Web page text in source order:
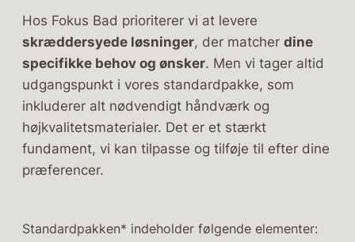
Hos Fokus Bad prioriterer vi at levere
skræddersyede løsninger, der matcher dine
specifikke behov og ønsker. Men vi tager altid
udgangspunkt i vores standardpakke, som
inkluderer alt nødvendigt håndværk og
højkvalitetsmaterialer. Det er et stærkt
fundament, vi kan tilpasse og tilføje til efter dine
præferencer.
Standardpakken* indeholder følgende elementer: